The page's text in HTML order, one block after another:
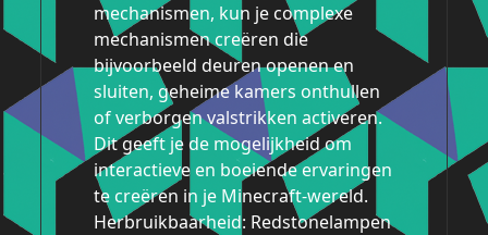
mechanismen, kun je complexe
mechanismen creëren die
bijvoorbeeld deuren openen en
sluiten, geheime kamers onthullen
of verborgen valstrikken activeren.
Dit geeft je de mogelijkheid om
interactieve en boeiende ervaringen
te creëren in je Minecraft-wereld.
Herbruikbaarheid: Redstonelampen